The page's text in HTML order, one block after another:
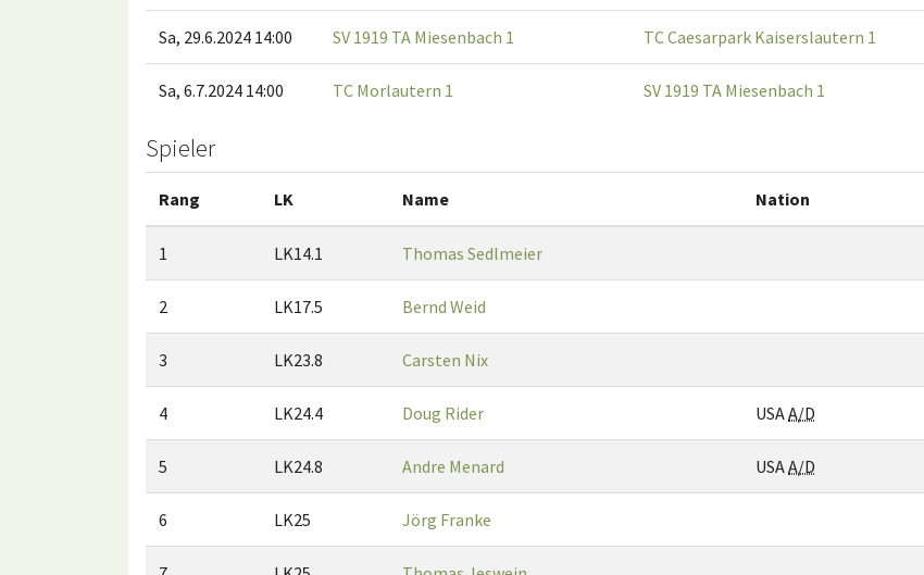
Sa, 29.6.2024 14:00 SV 1919 TA Miesenbach 1 TC Caesarpark Kaiserslautern 1
Sa, 6.7.2024 14:00 TC Morlautern 1 SV 1919 TA Miesenbach 1
Spieler
Rang LK Name Nation
1 LK14.1 Thomas Sedlmeier
2 LK17.5 Bernd Weid
3 LK23.8 Carsten Nix
4 LK24.4 Doug Rider USAA/D
5 LK24.8 Andre Menard USAA/D
6 LK25 Jörg Franke